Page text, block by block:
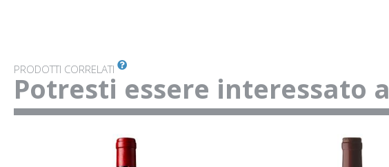
PRODOTTI CORRELATI
Potresti essere interessato a